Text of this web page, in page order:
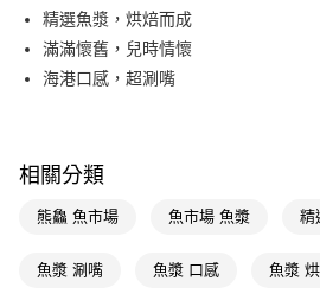
LINE Pay
Apple Pay
Google Pay
相關說明
精選魚漿，烘焙而成
滿滿懷舊，兒時情懷
海港口感，超涮嘴
相關分類
熊鱻 魚市場 魚市場 魚漿 精
魚漿 涮嘴 魚漿 口感 魚漿